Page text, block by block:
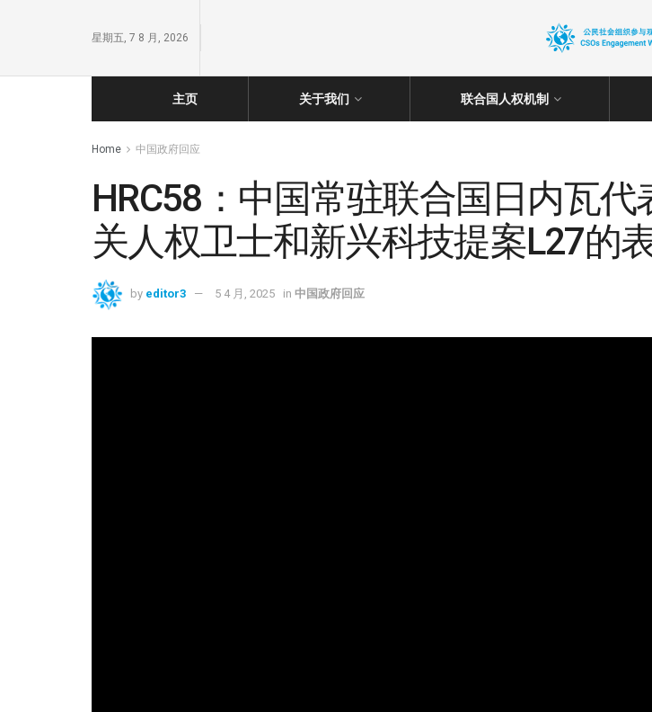
星期五, 7 8 月, 2026
主页 关于我们 联合国人权机制
Home 中国政府回应
HRC58：中国常驻联合国日内瓦
关人权卫士和新兴科技提案L27的
by editor3 5 4 月, 2025 in 中国政府回应